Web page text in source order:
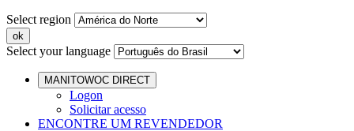
Select region
Select your language
MANITOWOC DIRECT
Logon
Solicitar acesso
ENCONTRE UM REVENDEDOR